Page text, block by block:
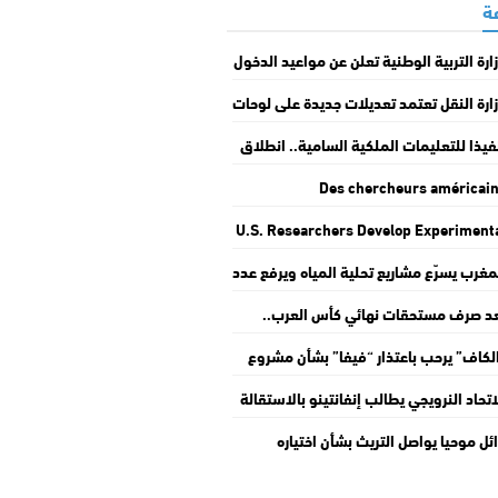
التربية الوطنية تعلن عن مواعيد الدخول
النقل تعتمد تعديلات جديدة على لوحات
للتعليمات الملكية السامية.. انطلاق
مغاربة العالم”Des chercheurs
expérimental visant à surmonter
U.S. Researchers Develop
يسرّع مشاريع تحلية المياه ويرفع عدد
صرف مستحقات نهائي كأس العرب..
الأمير علي يجدد رفضه دعم إنفانتينو
يرحب باعتذار “فيفا” بشأن مشروع
النرويجي يطالب إنفانتينو بالاستقالة
من رئاسة “فيفا”
موحيا يواصل التريث بشأن اختياره